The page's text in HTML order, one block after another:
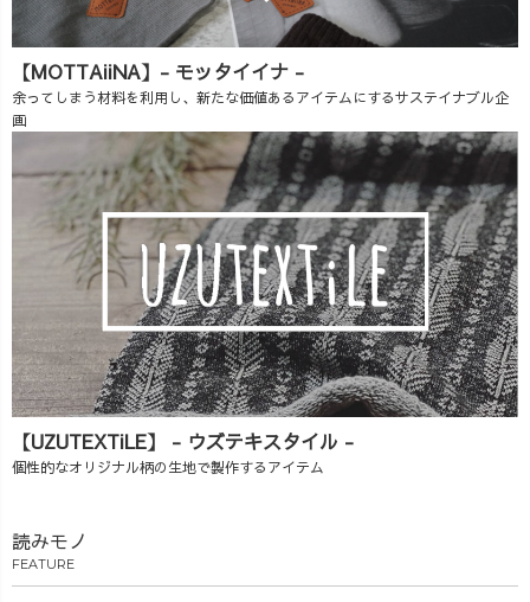
【MOTTAiiNA】- モッタイイナ -
余ってしまう材料を利用し、新たな価値あるアイテムにするサステイナブル企
画
【UZUTEXTiLE】 - ウズテキスタイル -
個性的なオリジナル柄の生地で製作するアイテム
読みモノ
FEATURE